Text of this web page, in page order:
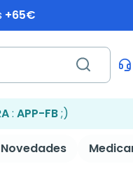
+65€
: APP-FB;)
Novedades